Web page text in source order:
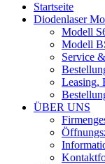
Startseite
Diodenlaser
Modell
Modell
Service
Leasing,
ÜBER UNS